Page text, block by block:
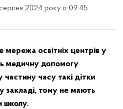
2024 року о 09:45
освітніх центрів у
медичну допомогу
частину часу такі дітки
закладі, тому не мають
школу.